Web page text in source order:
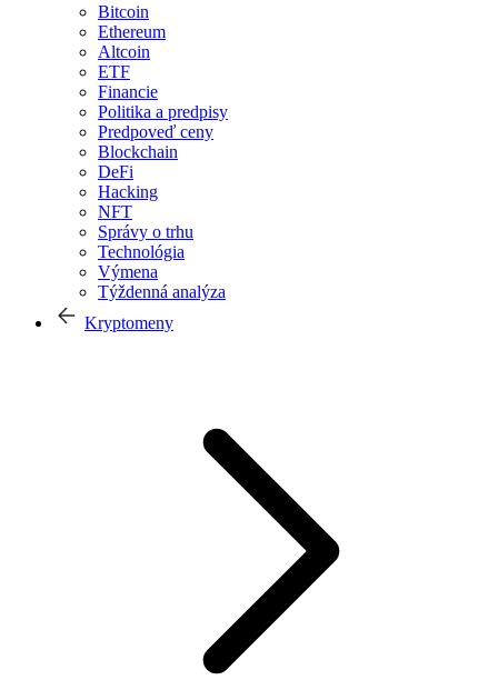
Bitcoin
Ethereum
Altcoin
ETF
Financie
Politika a predpisy
Predpoveď ceny
Blockchain
DeFi
Hacking
NFT
Správy o trhu
Technológia
Výmena
Týždenná analýza
Kryptomeny